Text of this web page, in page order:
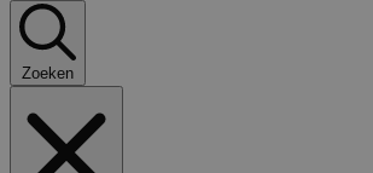
Zoeken